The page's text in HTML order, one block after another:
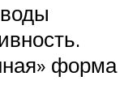
форма